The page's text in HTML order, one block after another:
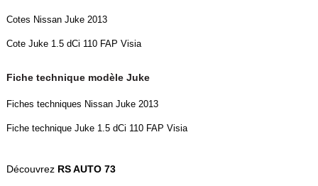
Cotes Nissan Juke 2013
Cote Juke 1.5 dCi 110 FAP Visia
Fiche technique modèle Juke
Fiches techniques Nissan Juke 2013
Fiche technique Juke 1.5 dCi 110 FAP Visia
Découvrez RS AUTO 73